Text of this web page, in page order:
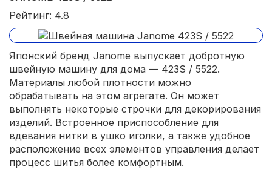
Рейтинг: 4.8
Японский бренд Janome выпускает добротную
швейную машину для дома — 423S / 5522.
Материалы любой плотности можно
обрабатывать на этом агрегате. Он может
выполнять некоторые строчки для декорирования
изделий. Встроенное приспособление для
вдевания нитки в ушко иголки, а также удобное
расположение всех элементов управления делает
процесс шитья более комфортным.